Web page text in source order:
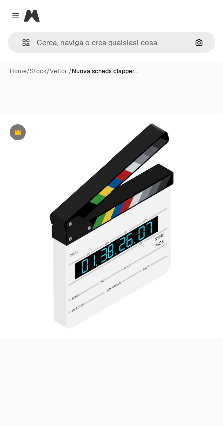
Close menu
Magnific
Cerca
Home/Stock/Vettori/Nuova scheda clapper…
Premium